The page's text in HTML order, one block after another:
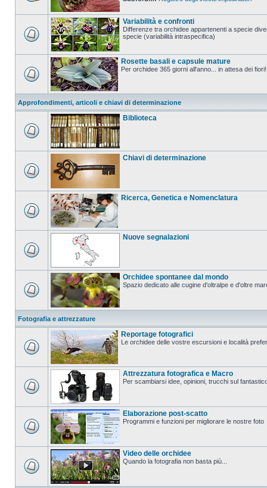
Variabilità e confronti
Differenze tra orchidee appartenenti a specie
specie (variabilità intraspecifica)
Rosette basali e capsule mature
Per orchidee 365 giorni all'anno... in attesa dei fiori!
Approfondimenti, articoli e chiavi di determinazione
Biblioteca
Chiavi di determinazione
Ricerca, Genetica e Nomenclatura
Nuove segnalazioni
Orchidee spontanee dal mondo
Spazio dedicato alle cugine d'oltralpe e d'oltre
Fotografia e attrezzature
Reportage fotografici
Le orchidee delle vostre escursioni e località
Attrezzatura fotografica e Macro
Per scambiarsi idee, opinioni, trucchi sul
Elaborazione post-scatto
Programmi e funzioni per migliorare le nostre foto
Video delle orchidee
Quando la fotografia non basta più...